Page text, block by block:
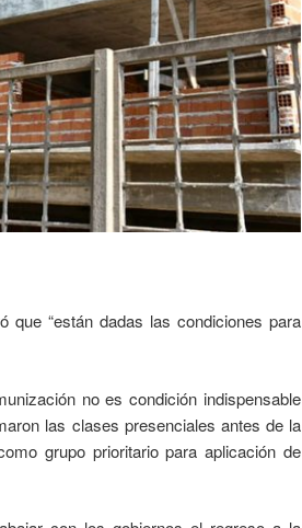
“están dadas las condiciones para
no es condición indispensable
las clases presenciales antes de la
grupo prioritario para aplicación de